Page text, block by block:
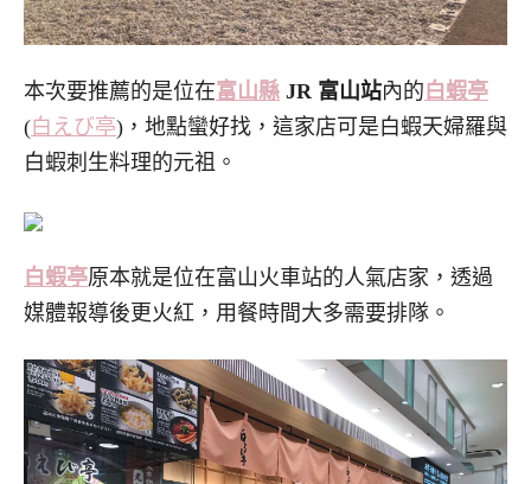
本次要推薦的是位在富山縣 JR 富山站內的白蝦亭
(白えび亭)，地點蠻好找，這家店可是白蝦天婦羅與
白蝦刺生料理的元祖。
白蝦亭原本就是位在富山火車站的人氣店家，透過
媒體報導後更火紅，用餐時間大多需要排隊。